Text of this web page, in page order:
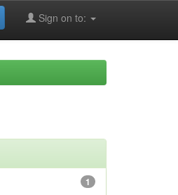
Sign on to:
1